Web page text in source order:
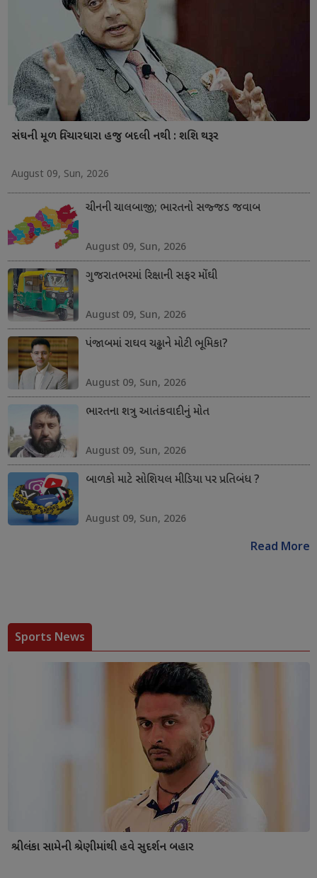
સંઘની મૂળ વિચારધારા હજુ બદલી નથી : શશિ થરૂર
August 09, Sun, 2026
ચીનની ચાલબાજી; ભારતનો સજ્જડ જવાબ
August 09, Sun, 2026
ગુજરાતભરમાં રિક્ષાની સફર મોંઘી
August 09, Sun, 2026
પંજાબમાં રાઘવ ચઢ્ઢાને મોટી ભૂમિકા?
August 09, Sun, 2026
ભારતના શત્રુ આતંકવાદીનું મોત
August 09, Sun, 2026
બાળકો માટે સોશિયલ મીડિયા પર પ્રતિબંધ ?
August 09, Sun, 2026
Read More
Sports News
શ્રીલંકા સામેની શ્રેણીમાંથી હવે સુદર્શન બહાર